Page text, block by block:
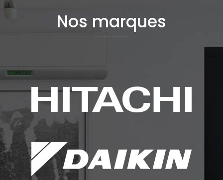
Nos marques